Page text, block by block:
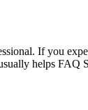
If you
helps FAQ